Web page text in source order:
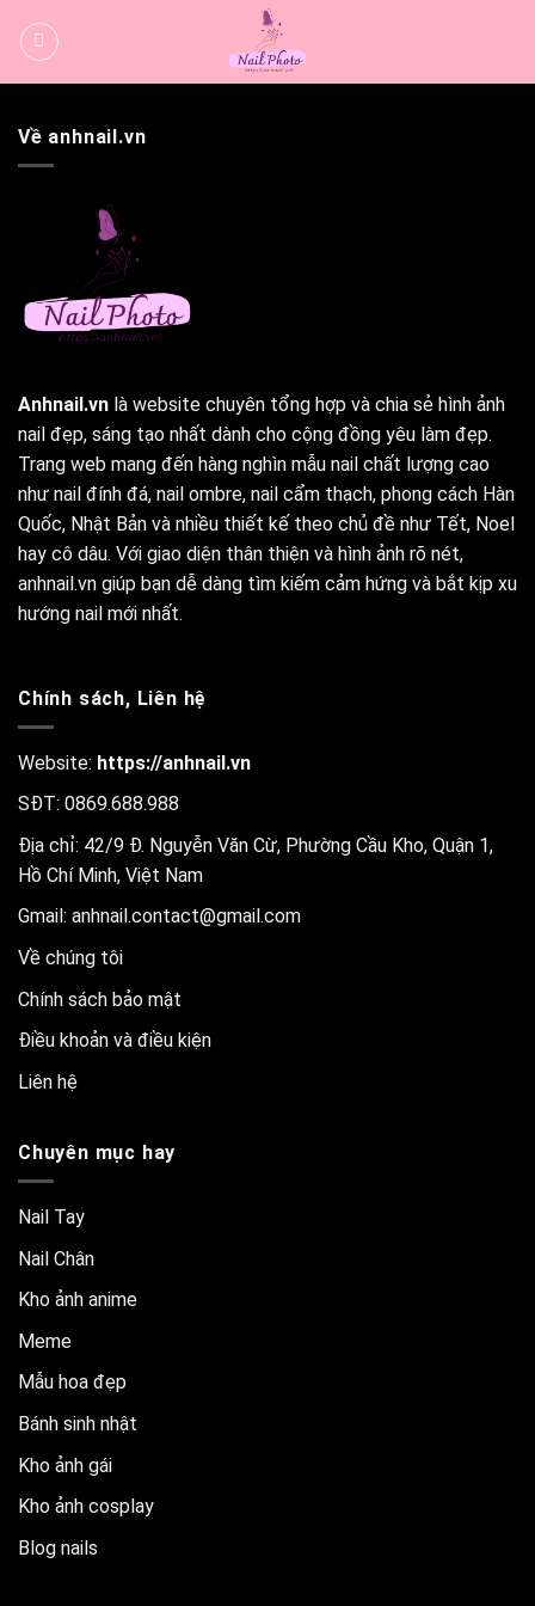
qua
Về anhnail.vn
Anhnail.vn là website chuyên tổng hợp và chia sẻ hình ảnh
nail đẹp, sáng tạo nhất dành cho cộng đồng yêu làm đẹp.
Trang web mang đến hàng nghìn mẫu nail chất lượng cao
như nail đính đá, nail ombre, nail cẩm thạch, phong cách Hàn
Quốc, Nhật Bản và nhiều thiết kế theo chủ đề như Tết, Noel
hay cô dâu. Với giao diện thân thiện và hình ảnh rõ nét,
anhnail.vn giúp bạn dễ dàng tìm kiếm cảm hứng và bắt kịp xu
hướng nail mới nhất.
Chính sách, Liên hệ
Website: https://anhnail.vn
SĐT: 0869.688.988
Địa chỉ: 42/9 Đ. Nguyễn Văn Cừ, Phường Cầu Kho, Quận 1,
Hồ Chí Minh, Việt Nam
Gmail: anhnail.contact@gmail.com
Về chúng tôi
Chính sách bảo mật
Điều khoản và điều kiện
Liên hệ
Chuyên mục hay
Nail Tay
Nail Chân
Kho ảnh anime
Meme
Mẫu hoa đẹp
Bánh sinh nhật
Kho ảnh gái
Kho ảnh cosplay
Blog nails